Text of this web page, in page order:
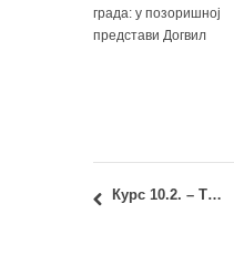
града: у позоришној
представи Догвил
Курс 10.2. – Типологија објеката 2: Термини консултација за завршни семинарски рад